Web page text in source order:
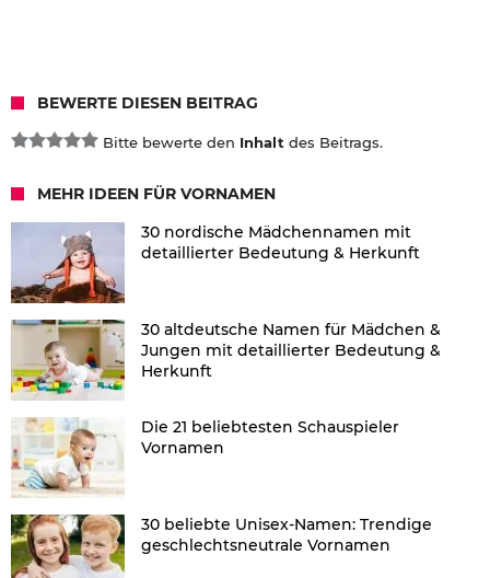
BEWERTE DIESEN BEITRAG
Bitte bewerte den Inhalt des Beitrags.
MEHR IDEEN FÜR VORNAMEN
30 nordische Mädchennamen mit
detaillierter Bedeutung & Herkunft
30 altdeutsche Namen für Mädchen &
Jungen mit detaillierter Bedeutung &
Herkunft
Die 21 beliebtesten Schauspieler
Vornamen
30 beliebte Unisex-Namen: Trendige
geschlechtsneutrale Vornamen